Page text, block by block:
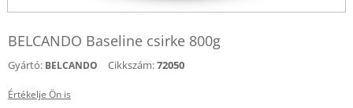
BELCANDO Baseline csirke 800g
Gyártó: BELCANDO Cikkszám:72050
Értékelje Ön is